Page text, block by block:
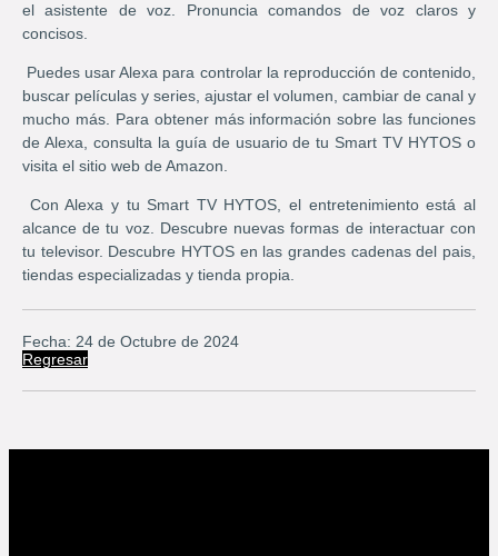
el asistente de voz. Pronuncia comandos de voz claros y
concisos.
Puedes usar Alexa para controlar la reproducción de contenido,
buscar películas y series, ajustar el volumen, cambiar de canal y
mucho más. Para obtener más información sobre las funciones
de Alexa, consulta la guía de usuario de tu Smart TV HYTOS o
visita el sitio web de Amazon.
Con Alexa y tu Smart TV HYTOS, el entretenimiento está al
alcance de tu voz. Descubre nuevas formas de interactuar con
tu televisor. Descubre HYTOS en las grandes cadenas del pais,
tiendas especializadas y tienda propia.
Fecha: 24 de Octubre de 2024
Regresar